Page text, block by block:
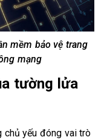
mềm bảo vệ trang
mạng
tường lửa
chủ yếu đóng vai trò